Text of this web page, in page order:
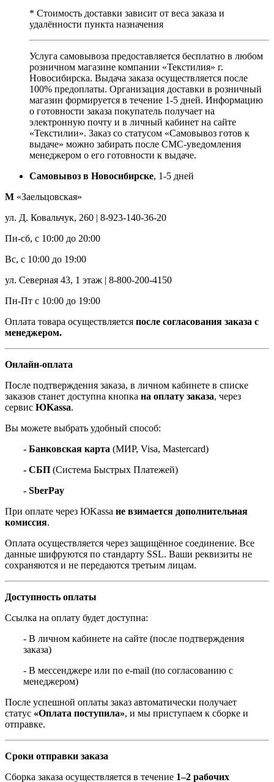
* Стоимость доставки зависит от веса заказа и
удалённости пункта назначения
Услуга самовывоза предоставляется бесплатно в любом
розничном магазине компании «Текстилия» г.
Новосибирска. Выдача заказа осуществляется после
100% предоплаты. Организация доставки в розничный
магазин формируется в течение 1-5 дней. Информацию
о готовности заказа покупатель получает на
электронную почту и в личный кабинет на сайте
«Текстилии». Заказ со статусом «Самовывоз готов к
выдаче» можно забирать после СМС-уведомления
менеджером о его готовности к выдаче.
Самовывоз в Новосибирске, 1-5 дней
М «Заельцовская»
ул. Д. Ковальчук, 260 | 8-923-140-36-20
Пн-сб, с 10:00 до 20:00
Вс, с 10:00 до 19:00
ул. Северная 43, 1 этаж | 8-800-200-4150
Пн-Пт с 10:00 до 19:00
Оплата товара осуществляется после согласования заказа с
менеджером.
Онлайн-оплата
После подтверждения заказа, в личном кабинете в списке
заказов станет доступна кнопка на оплату заказа, через
сервис ЮKassa.
Вы можете выбрать удобный способ:
- Банковская карта (МИР, Visa, Mastercard)
- СБП (Система Быстрых Платежей)
- SberPay
При оплате через ЮKassa не взимается дополнительная
комиссия.
Оплата осуществляется через защищённое соединение. Все
данные шифруются по стандарту SSL. Ваши реквизиты не
сохраняются и не передаются третьим лицам.
Доступность оплаты
Ссылка на оплату будет доступна:
- В личном кабинете на сайте (после подтверждения
заказа)
- В мессенджере или по e-mail (по согласованию с
менеджером)
После успешной оплаты заказ автоматически получает
статус «Оплата поступила», и мы приступаем к сборке и
отправке.
Сроки отправки заказа
Сборка заказа осуществляется в течение 1–2 рабочих